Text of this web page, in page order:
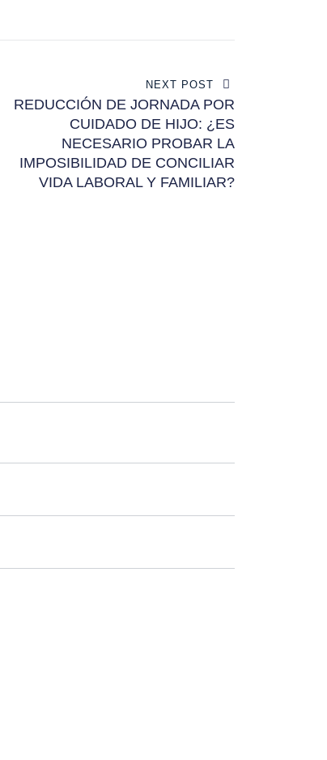
NEXT POST
REDUCCIÓN DE JORNADA POR
CUIDADO DE HIJO: ¿ES
NECESARIO PROBAR LA
IMPOSIBILIDAD DE CONCILIAR
VIDA LABORAL Y FAMILIAR?